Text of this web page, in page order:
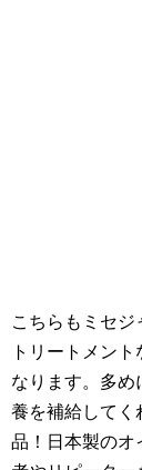
こちらもミセ
トリートメン
なります。多め
養を補給してく
品！日本製のオ